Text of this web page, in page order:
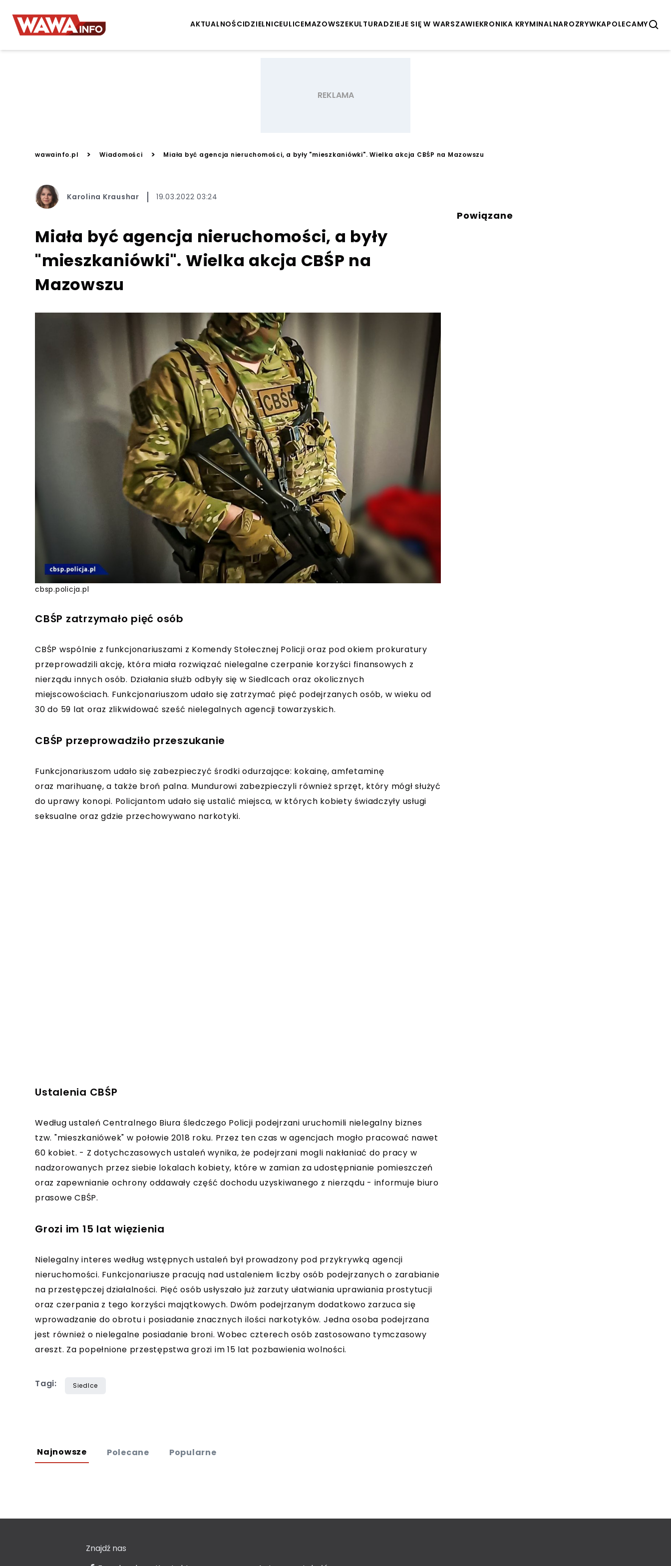
AKTUALNOŚCIDZIELNICEULICEMAZOWSZEKULTURADZIEJE SIĘ W WARSZAWIEKRONIKA KRYMINALNAROZRYWKAPOLECAMY
wawainfo.pl > Wiadomości > Miała być agencja nieruchomości, a były "mieszkaniówki". Wielka akcja CBŚP na Mazowszu
Karolina Kraushar 19.03.2022 03:24
Miała być agencja nieruchomości, a były
"mieszkaniówki". Wielka akcja CBŚP na
Mazowszu
cbsp.policja.pl
CBŚP zatrzymało pięć osób
CBŚP wspólnie z funkcjonariuszami z Komendy Stołecznej Policji oraz pod okiem prokuratury
przeprowadzili akcję, która miała rozwiązać nielegalne czerpanie korzyści finansowych z
nierządu innych osób. Działania służb odbyły się w Siedlcach oraz okolicznych
miejscowościach. Funkcjonariuszom udało się zatrzymać pięć podejrzanych osób, w wieku od
30 do 59 lat oraz zlikwidować sześć nielegalnych agencji towarzyskich.
CBŚP przeprowadziło przeszukanie
Funkcjonariuszom udało się zabezpieczyć środki odurzające: kokainę, amfetaminę
oraz marihuanę, a także broń palna. Mundurowi zabezpieczyli również sprzęt, który mógł służyć
do uprawy konopi. Policjantom udało się ustalić miejsca, w których kobiety świadczyły usługi
seksualne oraz gdzie przechowywano narkotyki.
Ustalenia CBŚP
Według ustaleń Centralnego Biura śledczego Policji podejrzani uruchomili nielegalny biznes
tzw. "mieszkaniówek" w połowie 2018 roku. Przez ten czas w agencjach mogło pracować nawet
60 kobiet. - Z dotychczasowych ustaleń wynika, że podejrzani mogli nakłaniać do pracy w
nadzorowanych przez siebie lokalach kobiety, które w zamian za udostępnianie pomieszczeń
oraz zapewnianie ochrony oddawały część dochodu uzyskiwanego z nierządu - informuje biuro
prasowe CBŚP.
Grozi im 15 lat więzienia
Nielegalny interes według wstępnych ustaleń był prowadzony pod przykrywką agencji
nieruchomości. Funkcjonariusze pracują nad ustaleniem liczby osób podejrzanych o zarabianie
na przestępczej działalności. Pięć osób usłyszało już zarzuty ułatwiania uprawiania prostytucji
oraz czerpania z tego korzyści majątkowych. Dwóm podejrzanym dodatkowo zarzuca się
wprowadzanie do obrotu i posiadanie znacznych ilości narkotyków. Jedna osoba podejrzana
jest również o nielegalne posiadanie broni. Wobec czterech osób zastosowano tymczasowy
areszt. Za popełnione przestępstwa grozi im 15 lat pozbawienia wolności.
Tagi: Siedlce
Powiązane
Najnowsze Polecane Popularne
Znajdź nas